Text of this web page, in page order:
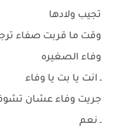
تجيب ولادها
وقت ما قربت صفاء
وفاء الصغيره
ـ انت يا بت يا وفاء
جريت وفاء عشان
ـ نعم